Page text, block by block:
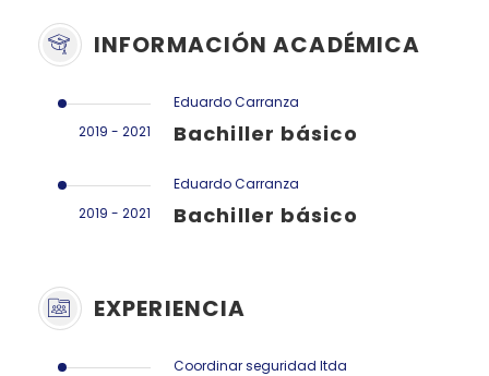
INFORMACIÓN ACADÉMICA
2019 - 2021
Eduardo Carranza
Bachiller básico
2019 - 2021
Eduardo Carranza
Bachiller básico
EXPERIENCIA
Coordinar seguridad ltda